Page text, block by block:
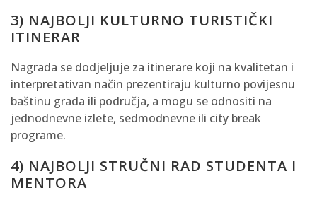
3) NAJBOLJI KULTURNO TURISTIČKI
ITINERAR
Nagrada se dodjeljuje za itinerare koji na kvalitetan i
interpretativan način prezentiraju kulturno povijesnu
baštinu grada ili područja, a mogu se odnositi na
jednodnevne izlete, sedmodnevne ili city break
programe.
4) NAJBOLJI STRUČNI RAD STUDENTA I
MENTORA